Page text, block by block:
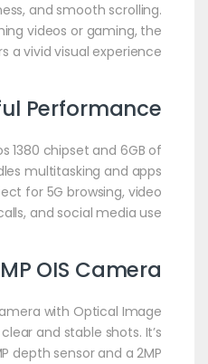
and smooth scrolling.
videos or gaming, the
a vivid visual experience.
Performance
1380 chipset and 6GB of
multitasking and apps
for 5G browsing, video
and social media use.
OIS Camera
with Optical Image
and stable shots. It’s
depth sensor and a 2MP